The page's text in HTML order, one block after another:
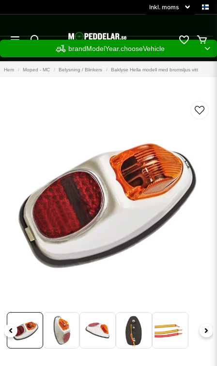
brandModelYear.chooseVehicle
Hem Moped - MC Belysning / Blinkers Baklyse Hella modell med bromsljus vitt